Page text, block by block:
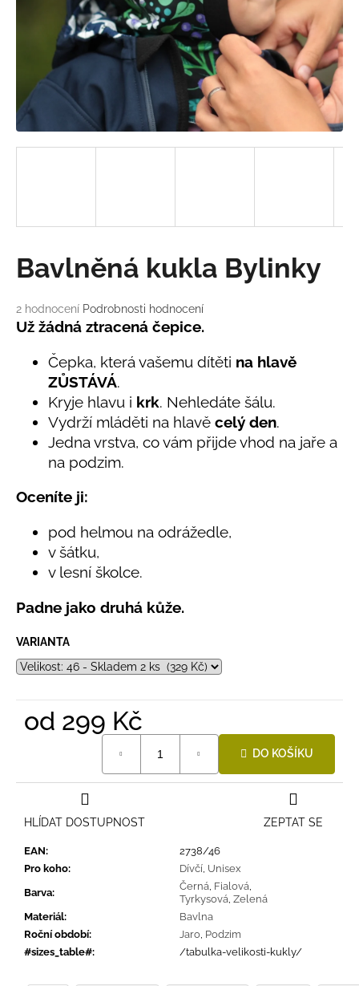
Průměrné
hodnocení
hvězdiček.
2 hodnocení Podrobnosti hodnocení
Bavlněná kukla Bylinky
Už žádná ztracená čepice.
Čepka, která vašemu dítěti na hlavě
ZŮSTÁVÁ.
Kryje hlavu i krk. Nehledáte šálu.
Vydrží mláděti na hlavě celý den.
Jedna vrstva, co vám přijde vhod na jaře a
na podzim.
Oceníte ji:
pod helmou na odrážedle,
v šátku,
v lesní školce.
Padne jako druhá kůže.
VARIANTA
od 299 Kč
DO KOŠÍKU
EAN:
2738/46
Pro koho: Dívčí Unisex
Barva:
Černá Fialová
Tyrkysová Zelená
Materiál:
Bavlna
Roční období: Jaro Podzim
#sizes_table#: /tabulka-velikosti-kukly/
ZEPTAT SE
HLÍDAT DOSTUPNOST
?
D
o
o
r
LETNÍ
KALHOTY
ŽLUTÉ
695